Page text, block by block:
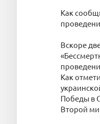
Как
Вскоре
Как
Победы в
Второй